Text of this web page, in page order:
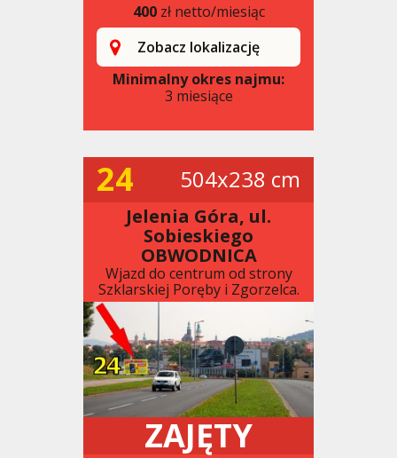
400zł netto/miesiąc
Zobacz lokalizację
Minimalny okres najmu:
3 miesiące
24 504x238 cm
Jelenia Góra, ul.
Sobieskiego
OBWODNICA
Wjazd do centrum od strony
Szklarskiej Poręby i Zgorzelca.
ZAJĘTY